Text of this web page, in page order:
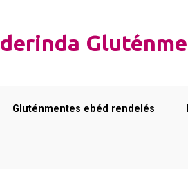
Gluténmentes ebéd rendelés